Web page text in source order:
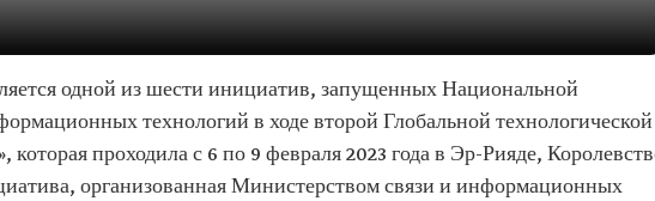
одной из шести инициатив, запущенных Национальной
технологий в ходе второй Глобальной технологической
которая проходила с 6 по 9 февраля 2023 года в Эр-Рияде,
организованная Министерством связи и информационных